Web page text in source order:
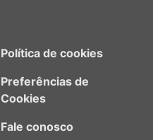
Política de cookies
Preferências de
Cookies
Fale conosco